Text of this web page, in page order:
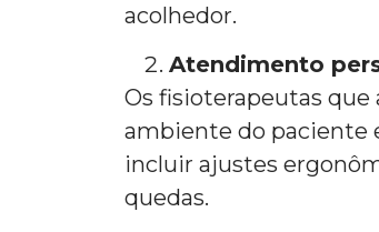
acolhedor.
Atendimento
Os fisioterapeutas
ambiente do paciente
incluir ajustes
quedas.